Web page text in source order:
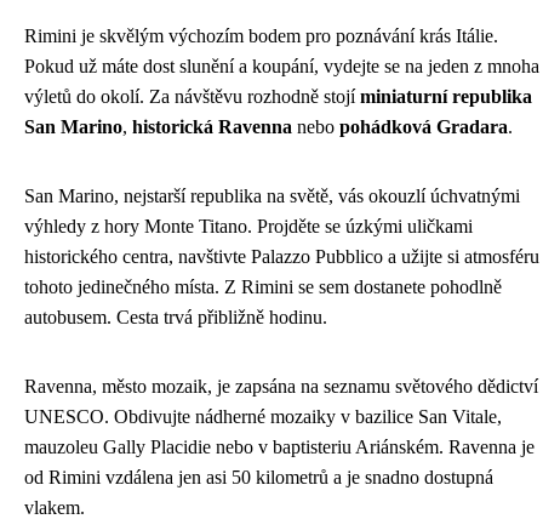
Rimini je skvělým výchozím bodem pro poznávání krás Itálie.
Pokud už máte dost slunění a koupání, vydejte se na jeden z mnoha
výletů do okolí. Za návštěvu rozhodně stojíminiaturní republika
San Marino, historická Ravenna nebo pohádková Gradara.
San Marino, nejstarší republika na světě, vás okouzlí úchvatnými
výhledy z hory Monte Titano. Projděte se úzkými uličkami
historického centra, navštivte Palazzo Pubblico a užijte si atmosféru
tohoto jedinečného místa. Z Rimini se sem dostanete pohodlně
autobusem. Cesta trvá přibližně hodinu.
Ravenna, město mozaik, je zapsána na seznamu světového dědictví
UNESCO. Obdivujte nádherné mozaiky v bazilice San Vitale,
mauzoleu Gally Placidie nebo v baptisteriu Ariánském. Ravenna je
od Rimini vzdálena jen asi 50 kilometrů a je snadno dostupná
vlakem.